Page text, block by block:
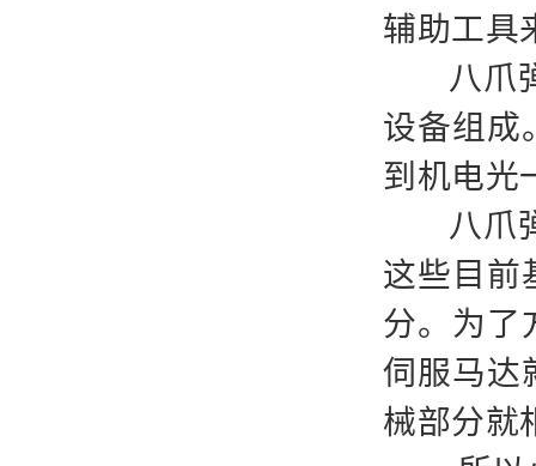
辅助工具
八爪
设备组成
到机电光
八爪
这些目前
分。为了
伺服马达
械部分就